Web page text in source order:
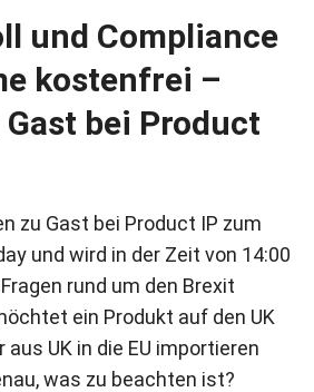
und Compliance
kostenfrei –
bei Product
zu Gast bei Product IP zum
und wird in der Zeit von 14:00
rund um den Brexit
ein Produkt auf den UK
UK in die EU importieren
was zu beachten ist?